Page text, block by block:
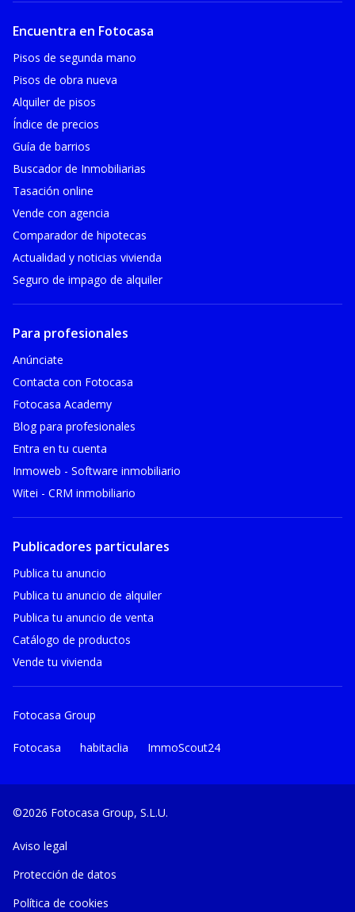
Encuentra en Fotocasa
Pisos de segunda mano
Pisos de obra nueva
Alquiler de pisos
Índice de precios
Guía de barrios
Buscador de Inmobiliarias
Tasación online
Vende con agencia
Comparador de hipotecas
Actualidad y noticias vivienda
Seguro de impago de alquiler
Para profesionales
Anúnciate
Contacta con Fotocasa
Fotocasa Academy
Blog para profesionales
Entra en tu cuenta
Inmoweb - Software inmobiliario
Witei - CRM inmobiliario
Publicadores particulares
Publica tu anuncio
Publica tu anuncio de alquiler
Publica tu anuncio de venta
Catálogo de productos
Vende tu vivienda
Fotocasa Group
Fotocasa habitaclia ImmoScout24
©2026 Fotocasa Group, S.L.U.
Aviso legal
Protección de datos
Política de cookies